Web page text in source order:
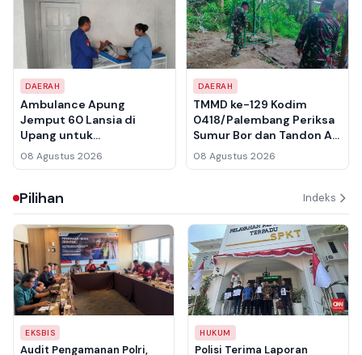
DAERAH
Ambulance Apung
Jemput 60 Lansia di
Upang untuk
Pemeriksaan Kesehatan
Gratis di Rumah Sehat
08 Agustus 2026
DAERAH
TMMD ke-129 Kodim
0418/Palembang Periksa
Sumur Bor dan Tandon Air
di Talang Betutu Jelang
Serah Terima
08 Agustus 2026
Pilihan Indeks
EKSBIS
Audit Pengamanan Polri,
HUKUM
Polisi Terima Laporan